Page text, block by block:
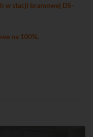
w stacji bramowej DS-
na 100%.